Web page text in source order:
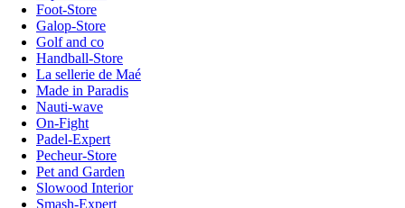
Foot-Store
Galop-Store
Golf and co
Handball-Store
La sellerie de Maé
Made in Paradis
Nauti-wave
On-Fight
Padel-Expert
Pecheur-Store
Pet and Garden
Slowood Interior
Smash-Expert